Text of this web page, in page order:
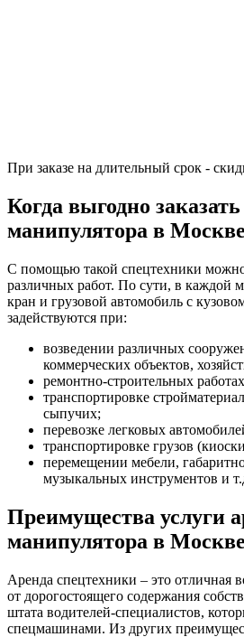
При заказе на длительный срок -
Когда выгодно
манипулятора в Москве
С помощью такой спецтехники
различных работ. По сути, в каждой
кран и грузовой автомобиль с
задействуются при:
возведении различных
коммерческих объектов,
ремонтно-строительных
транспортировке
сыпучих;
перевозке легковых
транспортировке грузов
перемещении мебели,
музыкальных инструментов и
Преимущества услуги
манипулятора в Москве
Аренда спецтехники – это отличная
от дорогостоящего содержания
штата водителей-специалистов,
спецмашинами. Из других